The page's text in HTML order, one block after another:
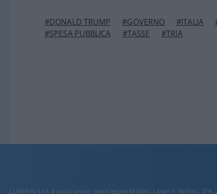
#DONALD TRUMP #GOVERNO #ITALIA
#SPESA PUBBLICA
#TASSE #TRIA
LUNIFIN S.r.l. a socio unico. Sede legale Milano, Largo F. Richini, 2/A,